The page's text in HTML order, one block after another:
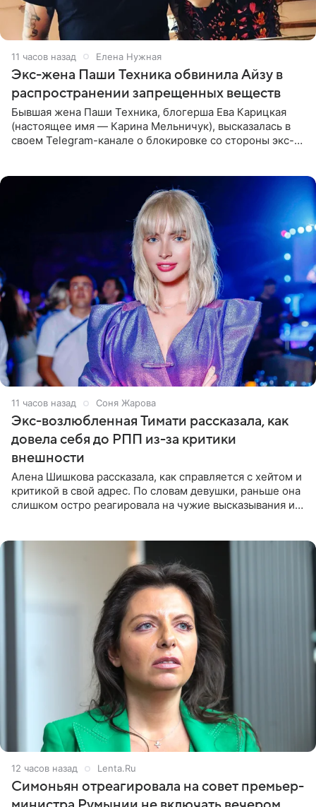
11 часов назад Елена Нужная
Экс-жена Паши Техника обвинила Айзу в
распространении запрещенных веществ
Бывшая жена Паши Техника, блогерша Ева Карицкая
(настоящее имя — Карина Мельничук), высказалась в
своем Telegram-канале о блокировке со стороны экс-
11 часов назад Соня Жарова
Экс-возлюбленная Тимати рассказала, как
довела себя до РПП из-за критики
внешности
Алена Шишкова рассказала, как справляется с хейтом и
критикой в свой адрес. По словам девушки, раньше она
слишком остро реагировала на чужие высказывания и
12 часов назад Lenta.Ru
Симоньян отреагировала на совет премьер-